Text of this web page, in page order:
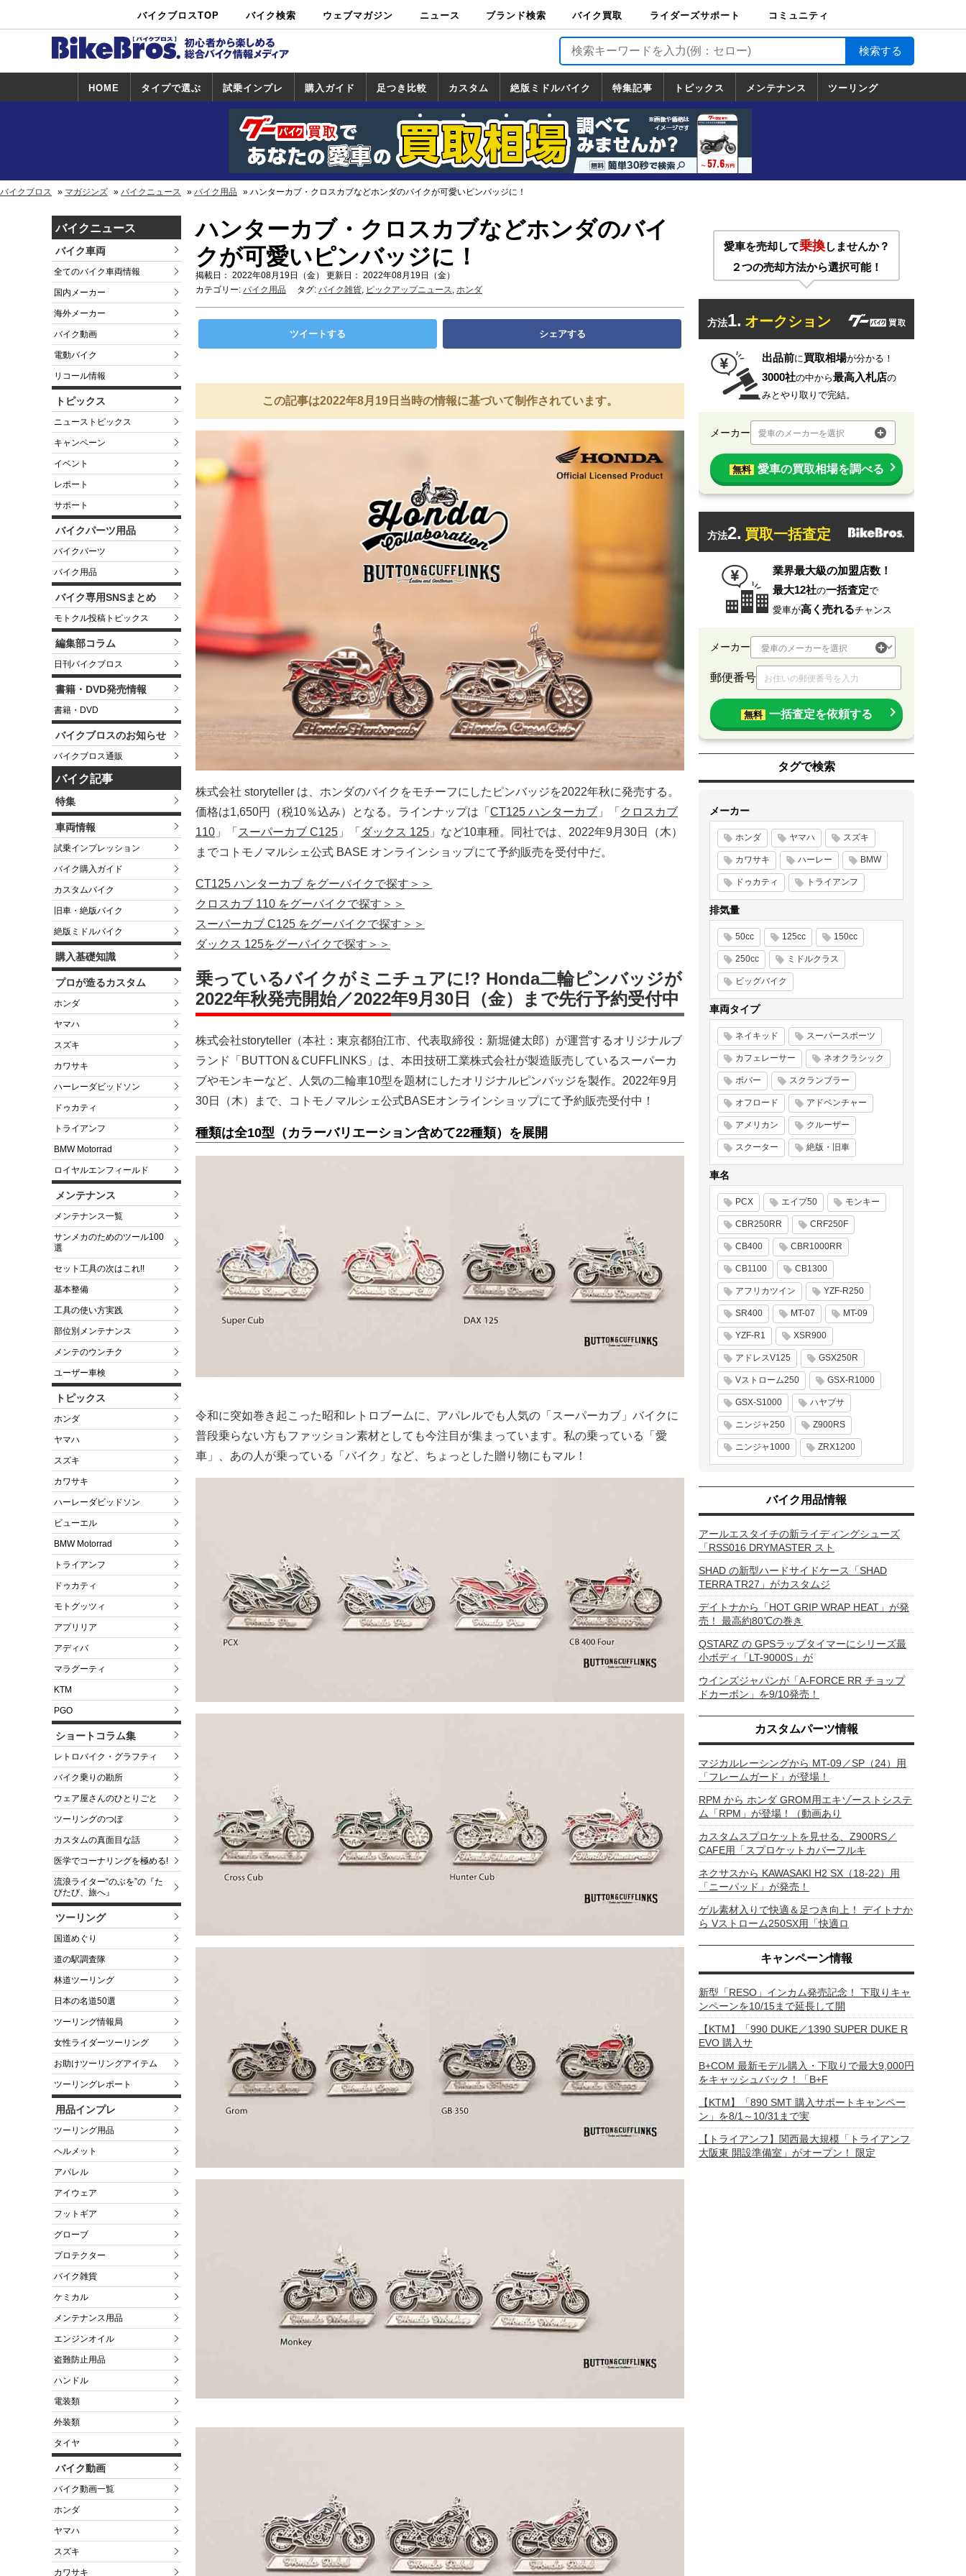
バイクブロスTOP バイク検索
中古バイ
ク・新車検
カタログ検
索
ショップ検
索
ウェブマガジン ニュース ブランド検索 バイク買取
バイク買取
ライダーズサポート
ライダーズサポート
TOP
バイク輸送
バイクガレージライ
フ
バイク車両保険
ロードサービス
バイク試乗
コミュニティ
HOME タイプで選ぶ 試乗インプレ
試乗インプレ
一覧
ホンダ
ヤマハ
スズキ
カワサキ
ハーレー
BMW
トライアンフ
ドゥカティ
購入ガイド
一覧
足つき比較 カスタム
カスタム
一覧
ホンダ
ヤマハ
スズキ
カワサキ
絶版ミドルバイク
絶版ミドルバイク
一覧
ホンダ
ヤマハ
スズキ
カワサキ
特集記事 トピックス
トピックス
一覧
ホンダ
ヤマハ
スズキ
カワサキ
ハーレーダ
ビッドソン
BMW
ドゥカティ
トライアン
フ
メンテナンス ツーリング
道の駅調査隊
ツーリング情報局
日本の道50選
国道めぐり
林道ツーリング
バイクブロス マガジンズ バイクニュース バイク用品 ハンターカブ・クロスカブなどホンダのバイクが可愛いピンバッジに！
バイクニュース
バイク車両
全てのバイク車両情報
国内メーカー
海外メーカー
バイク動画
電動バイク
リコール情報
トピックス
ニューストピックス
キャンペーン
イベント
レポート
サポート
バイクパーツ用品
バイクパーツ
バイク用品
バイク専用SNSまとめ
モトクル投稿トピックス
編集部コラム
日刊バイクブロス
書籍・DVD発売情報
書籍・DVD
バイクブロスのお知らせ
バイクブロス通販
バイク記事
特集
車両情報
試乗インプレッション
バイク購入ガイド
カスタムバイク
旧車・絶版バイク
絶版ミドルバイク
購入基礎知識
プロが造るカスタム
ホンダ
ヤマハ
スズキ
カワサキ
ハーレーダビッドソン
ドゥカティ
トライアンフ
BMW Motorrad
ロイヤルエンフィールド
メンテナンス
メンテナンス一覧
サンメカのためのツール100
選
セット工具の次はこれ!!
基本整備
工具の使い方実践
部位別メンテナンス
メンテのウンチク
ユーザー車検
トピックス
ホンダ
ヤマハ
スズキ
カワサキ
ハーレーダビッドソン
ビューエル
BMW Motorrad
トライアンフ
ドゥカティ
モトグッツィ
アプリリア
アディバ
マラグーティ
KTM
PGO
ショートコラム集
レトロバイク・グラフティ
バイク乗りの勘所
ウェア屋さんのひとりごと
ツーリングのつぼ
カスタムの真面目な話
医学でコーナリングを極める!
流浪ライター“のぶを”の『た
びたび、旅へ』
ツーリング
国道めぐり
道の駅調査隊
林道ツーリング
日本の名道50選
ツーリング情報局
女性ライダーツーリング
お助けツーリングアイテム
ツーリングレポート
用品インプレ
ツーリング用品
ヘルメット
アパレル
アイウェア
フットギア
グローブ
プロテクター
バイク雑貨
ケミカル
メンテナンス用品
エンジンオイル
盗難防止用品
ハンドル
電装類
外装類
タイヤ
バイク動画
バイク動画一覧
ホンダ
ヤマハ
スズキ
カワサキ
ハンターカブ・クロスカブなどホンダのバイ
クが可愛いピンバッジに！
掲載日： 2022年08月19日（金） 更新日： 2022年08月19日（金）
カテゴリー: バイク用品 タグ: バイク雑貨, ピックアップニュース, ホンダ
ツイートする シェアする
この記事は2022年8月19日当時の情報に基づいて制作されています。
株式会社 storyteller は、ホンダのバイクをモチーフにしたピンバッジを2022年秋に発売する。
価格は1,650円（税10％込み）となる。ラインナップは「 CT125 ハンターカブ 」「 クロスカブ
110 」「 スーパーカブ C125 」「 ダックス 125 」など10車種。同社では、2022年9月30日（木）
までコトモノマルシェ公式 BASE オンラインショップにて予約販売を受付中だ。
CT125 ハンターカブ をグーバイクで探す＞＞
クロスカブ 110 をグーバイクで探す＞＞
スーパーカブ C125 をグーバイクで探す＞＞
ダックス 125をグーバイクで探す＞＞
乗っているバイクがミニチュアに!? Honda二輪ピンバッジが
2022年秋発売開始／2022年9月30日（金）まで先行予約受付中
株式会社storyteller（本社：東京都狛江市、代表取締役：新堀健太郎）が運営するオリジナルブ
ランド「BUTTON＆CUFFLINKS」は、本田技研工業株式会社が製造販売しているスーパーカ
ブやモンキーなど、人気の二輪車10型を題材にしたオリジナルピンバッジを製作。2022年9月
30日（木）まで、コトモノマルシェ公式BASEオンラインショップにて予約販売受付中！
種類は全10型（カラーバリエーション含めて22種類）を展開
令和に突如巻き起こった昭和レトロブームに、アパレルでも人気の「スーパーカブ」バイクに
普段乗らない方もファッション素材としても今注目が集まっています。私の乗っている「愛
車」、あの人が乗っている「バイク」など、ちょっとした贈り物にもマル！
愛車を売却して乗換しませんか？
２つの売却方法から選択可能！
方法1. オークション
出品前に買取相場が分かる！
3000社の中から最高入札店の
みとやり取りで完結。
メーカー 愛車のメーカーを選択
無料 愛車の買取相場を調べる
方法2. 買取一括査定
業界最大級の加盟店数！
最大12社の一括査定で
愛車が高く売れるチャンス
メーカー
郵便番号
無料 一括査定を依頼する
タグで検索
メーカー
ホンダ ヤマハ スズキ
カワサキ ハーレー BMW
ドゥカティ トライアンフ
排気量
50cc 125cc 150cc
250cc ミドルクラス
ビッグバイク
車両タイプ
ネイキッド スーパースポーツ
カフェレーサー ネオクラシック
ボバー スクランブラー
オフロード アドベンチャー
アメリカン クルーザー
スクーター 絶版・旧車
車名
PCX エイプ50 モンキー
CBR250RR CRF250F
CB400 CBR1000RR
CB1100 CB1300
アフリカツイン YZF-R250
SR400 MT-07 MT-09
YZF-R1 XSR900
アドレスV125 GSX250R
Vストローム250 GSX-R1000
GSX-S1000 ハヤブサ
ニンジャ250 Z900RS
ニンジャ1000 ZRX1200
バイク用品情報
アールエスタイチの新ライディングシューズ
「RSS016 DRYMASTER スト
SHAD の新型ハードサイドケース「SHAD
TERRA TR27」がカスタムジ
デイトナから「HOT GRIP WRAP HEAT」が発
売！ 最高約80℃の巻き
QSTARZ の GPSラップタイマーにシリーズ最
小ボディ「LT-9000S」が
ウインズジャパンが「A-FORCE RR チョップ
ドカーボン」を9/10発売！
カスタムパーツ情報
マジカルレーシングから MT-09／SP（24）用
「フレームガード」が登場！
RPM から ホンダ GROM用エキゾーストシステ
ム「RPM」が登場！（動画あり
カスタムスプロケットを見せる、Z900RS／
CAFE用「スプロケットカバーフルキ
ネクサスから KAWASAKI H2 SX（18-22）用
「ニーパッド」が発売！
ゲル素材入りで快適＆足つき向上！ デイトナか
ら Vストローム250SX用「快適ロ
キャンペーン情報
新型「RESO」インカム発売記念！ 下取りキャ
ンペーンを10/15まで延長して開
【KTM】「990 DUKE／1390 SUPER DUKE R
EVO 購入サ
B+COM 最新モデル購入・下取りで最大9,000円
をキャッシュバック！「B+F
【KTM】「890 SMT 購入サポートキャンペー
ン」を8/1～10/31まで実
【トライアンフ】関西最大規模「トライアンフ
大阪東 開設準備室」がオープン！ 限定